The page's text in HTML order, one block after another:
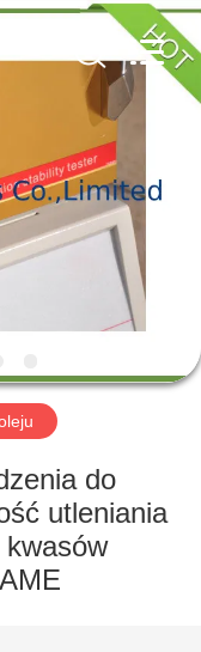
do
utleniania